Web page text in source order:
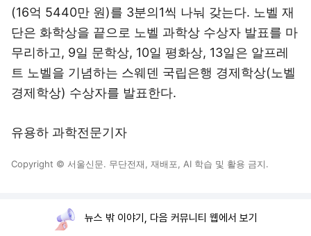
(16억 5440만 원)를 3분의1씩 나눠 갖는다. 노벨 재
단은 화학상을 끝으로 노벨 과학상 수상자 발표를 마
무리하고, 9일 문학상, 10일 평화상, 13일은 알프레
트 노벨을 기념하는 스웨덴 국립은행 경제학상(노벨
경제학상) 수상자를 발표한다.
유용하 과학전문기자
Copyright © 서울신문. 무단전재, 재배포, AI 학습 및 활용 금지.
뉴스 밖 이야기, 다음 커뮤니티 웹에서 보기